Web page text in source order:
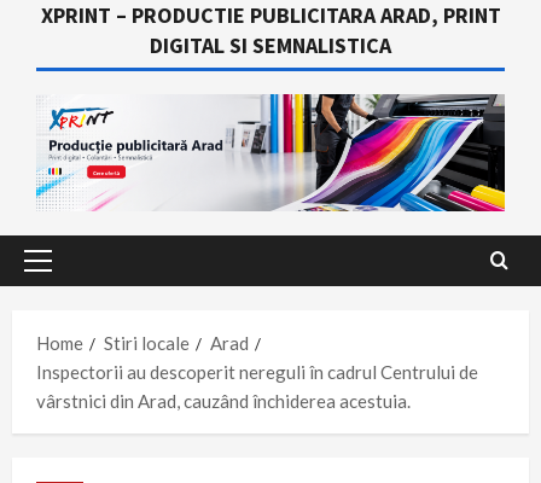
XPRINT – PRODUCTIE PUBLICITARA ARAD, PRINT
DIGITAL SI SEMNALISTICA
Primary
Home
Stiri locale
Arad
Inspectorii au descoperit nereguli în cadrul Centrului de
vârstnici din Arad, cauzând închiderea acestuia.